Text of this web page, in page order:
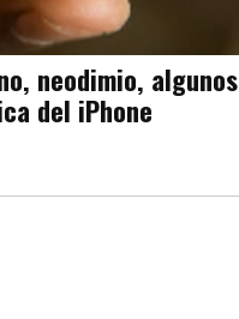
neodimio, algunos
del iPhone